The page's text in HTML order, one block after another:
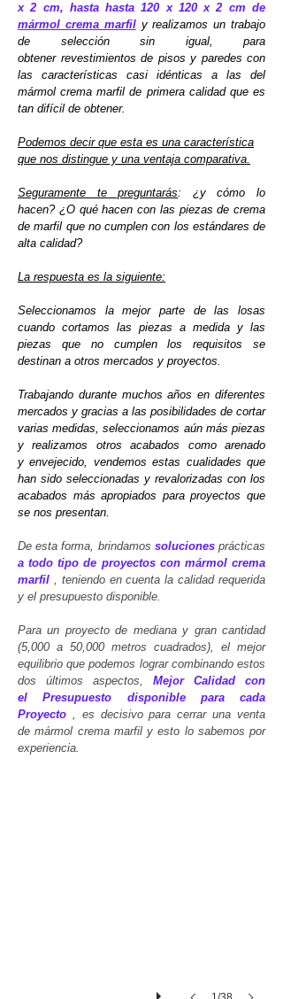
x 2 cm, hastahasta 120 x 120 x 2 cmde
mármol crema marfil y realizamos un trabajo
de selección sin igual, para
obtener revestimientos de pisos y paredes con
las características casi idénticas a las del
mármol crema marfil de primera calidad que es
tan difícil de obtener.
Podemos decir que esta es una característica
que nos distingue y una ventaja comparativa.
Seguramente te preguntarás: ¿y cómo lo
hacen? ¿O qué hacen con las piezas de crema
de marfil que no cumplen con los estándares de
alta calidad?
La respuesta es la siguiente:
Seleccionamos la mejor parte de las losas
cuando cortamos las piezas a medida y las
piezas que no cumplen los requisitos se
destinan a otros mercados y proyectos.
Trabajando durante muchos años en diferentes
mercados y gracias a las posibilidades de cortar
varias medidas, seleccionamos aún más piezas
y realizamos otros acabados como arenado
y envejecido, vendemos estas cualidades que
han sido seleccionadas y revalorizadas con los
acabados más apropiados para proyectos que
se nos presentan.
De esta forma, brindamos solucionesprácticas
a todo tipo de proyectos con mármol crema
marfil , teniendo en cuenta la calidad requerida
y el presupuesto disponible.
Para un proyecto de mediana y gran cantidad
(5,000 a 50,000 metros cuadrados), el mejor
equilibrio que podemos lograr combinando estos
dos últimos aspectos, Mejor
Calidad con
el Presupuesto disponible para cada
Proyecto , es decisivo para cerrar una venta
de mármol crema marfil y esto lo sabemos por
experiencia.
Mármol-crema-marfil-slabs-placas-de-